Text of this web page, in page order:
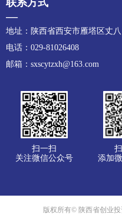
联系方式
—
地址：陕西省西安市雁塔区丈
电话：029-81026408
邮箱：sxscytzxh@163.com
添加
扫一扫
关注微信公众号
版权所有© 陕西省创业投